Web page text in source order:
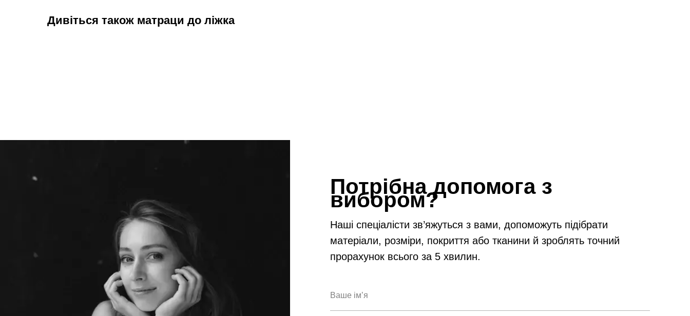
Дивіться також матраци до ліжка
Потрібна допомога з
вибором?
Наші спеціалісти зв’яжуться з вами, допоможуть підібрати
матеріали, розміри, покриття або тканини й зроблять точний
прорахунок всього за 5 хвилин.